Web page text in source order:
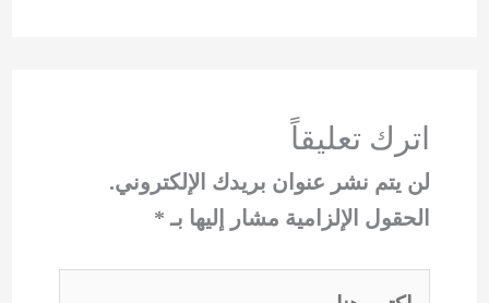
اترك تعليقاً
لن يتم نشر عنوان بريدك الإلكتروني.
الحقول الإلزامية مشار إليها بـ *